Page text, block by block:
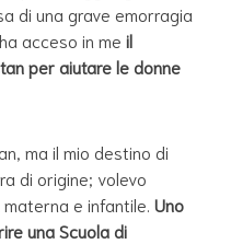
di una grave emorragia
acceso in meil
per aiutare le donne
ma il mio destino di
di origine; volevo
e infantile.Uno
una Scuola di